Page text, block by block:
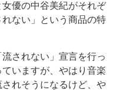
優の中谷美紀がそれぞ
ない」という商品の特
されない」宣言を行っ
いますが、やはり音楽
れそうになるけど、や